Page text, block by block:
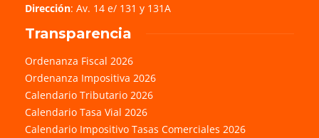
Dirección: Av. 14 e/ 131 y 131A
Transparencia
Ordenanza Fiscal 2026
Ordenanza Impositiva 2026
Calendario Tributario 2026
Calendario Tasa Vial 2026
Calendario Impositivo Tasas Comerciales 2026